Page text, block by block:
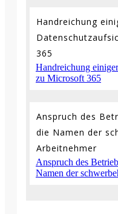
Handreichung
365
Handreichung
zu Microsoft 365
Anspruch des
die Namen der
Arbeitnehmer
Anspruch des
Namen der